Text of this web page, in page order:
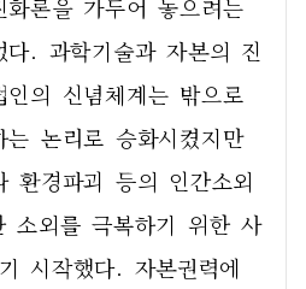
론을 가두어 놓으려는
다. 과학기술과 자본의 진
의 신념체계는 밖으로
는 논리로 승화시켰지만
환경파괴 등의 인간소외
소외를 극복하기 위한 사
시작했다. 자본권력에